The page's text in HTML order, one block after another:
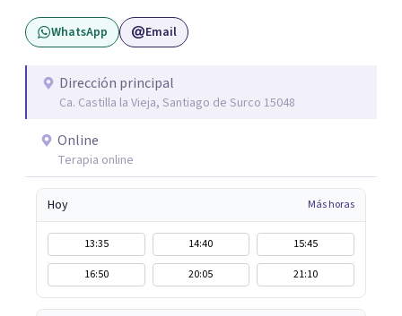
como tal valoraré tu tiempo, espacio y decisión de
compartir tu historia conmigo. Estaré aquí para
WhatsApp Email
Dirección principal
Ca. Castilla la Vieja, Santiago de Surco 15048
Online
Terapia online
Hoy Más horas
13:35 14:40
15:45
16:50
20:05 21:10